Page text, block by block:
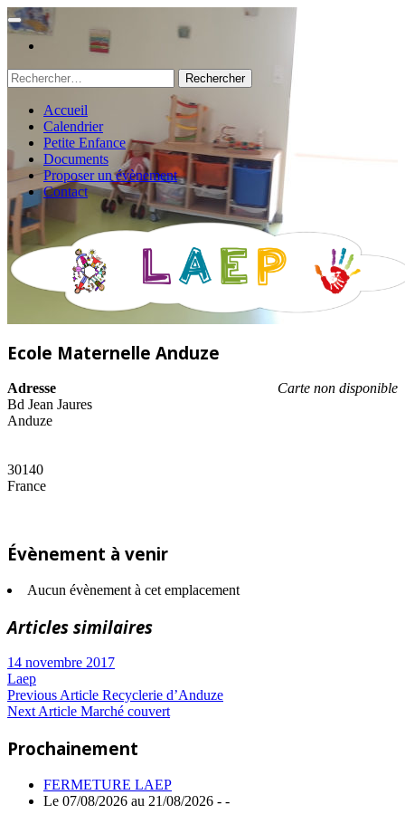
Rechercher :
Accueil
Calendrier
Petite Enfance
Documents
Proposer un évènement
Contact
Ecole Maternelle Anduze
Carte non disponible
Adresse
Bd Jean Jaures
Anduze
30140
France
Évènement à venir
Aucun évènement à cet emplacement
Articles similaires
14 novembre 2017
Laep
Navigation
l’article
Previous ArticlePrevious
Post:
Recyclerie d’Anduze
Next ArticleNext
Marché couvert
Prochainement
FERMETURE LAEP
Le 07/08/2026 au 21/08/2026 - -